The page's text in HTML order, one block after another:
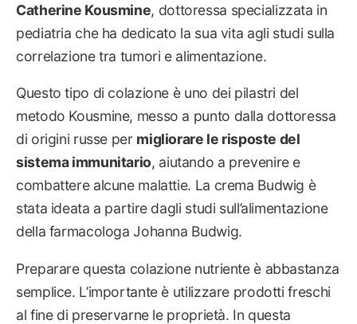
Catherine Kousmine, dottoressa specializzata in
pediatria che ha dedicato la sua vita agli studi sulla
correlazione tra tumori e alimentazione.
Questo tipo di colazione è uno dei pilastri del
metodo Kousmine, messo a punto dalla dottoressa
di origini russe per migliorare le risposte del
sistema immunitario, aiutando a prevenire e
combattere alcune malattie. La crema Budwig è
stata ideata a partire dagli studi sull’alimentazione
della farmacologa Johanna Budwig.
Preparare questa colazione nutriente è abbastanza
semplice. L’importante è utilizzare prodotti freschi
al fine di preservarne le proprietà. In questa